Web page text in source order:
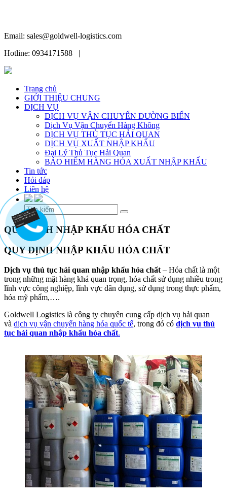
Email: sales@goldwell-logistics.com
Hotline: 0934171588 |
Trang chủ
GIỚI THIỆU CHUNG
DỊCH VỤ
DỊCH VỤ VẬN CHUYỂN ĐƯỜNG BIỂN
Dịch Vụ Vận Chuyển Hàng Không
DỊCH VỤ THỦ TỤC HẢI QUAN
DỊCH VỤ XUẤT NHẬP KHẨU
Đại Lý Thủ Tục Hải Quan
BẢO HIỂM HÀNG HÓA XUẤT NHẬP KHẨU
Tin tức
Hỏi đáp
Liên hệ
Skip
to
content
QUY ĐỊNH NHẬP KHẨU HÓA CHẤT
QUY ĐỊNH NHẬP KHẨU HÓA CHẤT
Dịch vụ thủ tục hải quan nhập khẩu hóa chất – Hóa chất là một
trong những mặt hàng khá quan trọng, hóa chất sử dụng nhiều trong
lĩnh vực công nghiệp, lĩnh vực dân dụng, sử dụng trong thực phẩm,
hóa mỹ phẩm,….
Goldwell Logistics là công ty chuyên cung cấp dịch vụ hải quan
và dịch vụ vận chuyển hàng hóa quốc tế, trong đó có dịch vụ thủ
tục hải quan nhập khẩu hóa chất.